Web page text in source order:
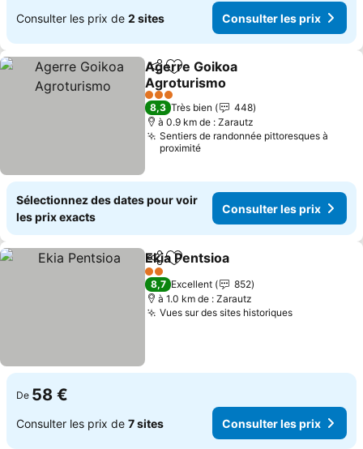
Consulter les prix de 2 sites Consulter les prix
PartagerAjouter à mes favoris
Agerre Goikoa
Agroturismo
Consulter les prix
3 Étoiles
8,3 Très bien
448
à 0.9 km de : Zarautz
Sentiers de randonnée pittoresques à
proximité
Sélectionnez des dates pour voir
les prix exacts
Consulter les prix
PartagerAjouter à mes favoris
Ekia Pentsioa
2 Étoiles
8,7 Excellent
852
à 1.0 km de : Zarautz
Vues sur des sites historiquesConsulter
De 58 €
Consulter les prix de 7 sites Consulter les prix